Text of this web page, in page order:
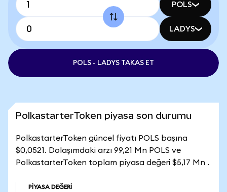
POLS
LADYS
POLS - LADYS TAKAS ET
PolkastarterToken piyasa son durumu
PolkastarterToken güncel fiyatı POLS başına
$0,0521. Dolaşımdaki arzı 99,21 Mn POLS ve
PolkastarterToken toplam piyasa değeri $5,17 Mn .
PIYASA DEĞERI